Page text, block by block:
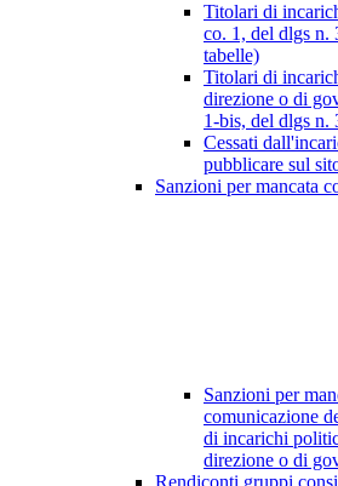
Titolari di
co. 1, del dlgs n.
tabelle)
Titolari di
direzione o di
1-bis, del dlgs n.
Cessati
pubblicare sul
Sanzioni per mancata
Sanzioni per
comunicazione
di incarichi
direzione o di